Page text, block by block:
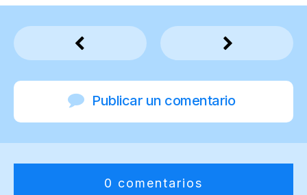
Publicar un comentario
0 comentarios